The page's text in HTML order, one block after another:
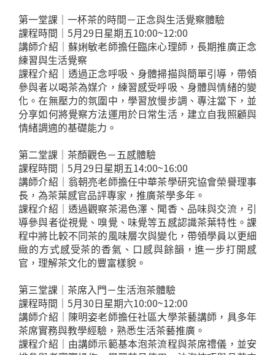
第一堂課｜一杯茶的時間－正念與生活覺察體驗
課程時間｜5月29日星期五10:00~12:00
講師介紹｜蘇娳敏老師擔任臨床心理師，長期推廣正念
練習與生活覺察
課程介紹｜透過正念呼吸、身體掃描與簡單引導，帶領
參與者以喝茶為媒介，練習感受呼吸、身體與情緒的變
化。在無壓力的氛圍中，學習放慢步調、專注當下，並
分享如何將覺察方法運用於日常生活，建立自我照顧與
情緒調適的基礎能力。
第二堂課｜茶顏觀色－五感體驗
課程時間｜5月29日星期五14:00~16:00
講師介紹｜翁朝亮老師擔任中華茶學研究協會榮譽理事
長，為茶葉感官品評專家，推廣茶學多年。
課程介紹｜透過觀察茶湯色澤、聞香、品味與交流，引
導參與者從視覺、嗅覺、味覺等五感認識茶葉特性。課
程中將比較不同茶的風味層次與變化，帶領學員以更細
緻的方式感受茶的香氣、口感與餘韻，進一步打開感
官，理解茶文化的豐富樣貌。
第三堂課｜茶席入門－生活泡茶體驗
課程時間｜5月30日星期六10:00~12:00
講師介紹｜陳明姿老師擔任社區大學茶藝講師，具多年
茶席實務與教學經驗，熟悉生活茶藝推廣。
課程介紹｜由講師示範基本泡茶流程與茶席禮儀，並安